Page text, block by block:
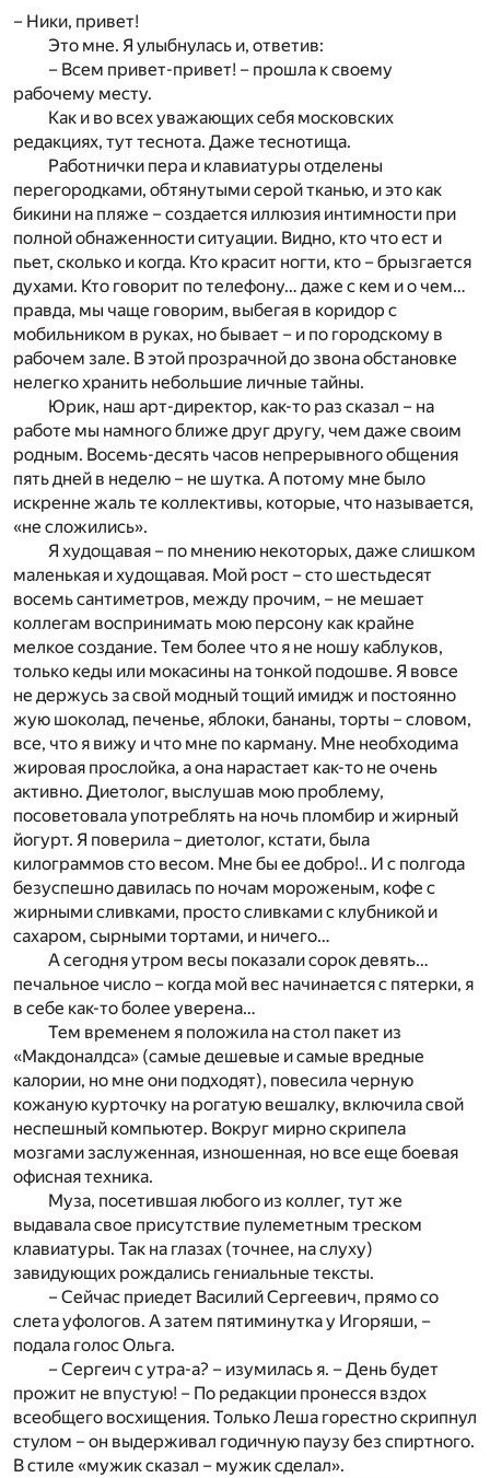
– Ники, привет!
Это мне. Я улыбнулась и, ответив:
– Всем привет-привет! – прошла к своему
рабочему месту.
Как и во всех уважающих себя московских
редакциях, тут теснота. Даже теснотища.
Работнички пера и клавиатуры отделены
перегородками, обтянутыми серой тканью, и это как
бикини на пляже – создается иллюзия интимности при
полной обнаженности ситуации. Видно, кто что ест и
пьет, сколько и когда. Кто красит ногти, кто – брызгается
духами. Кто говорит по телефону… даже с кем и о чем…
правда, мы чаще говорим, выбегая в коридор с
мобильником в руках, но бывает – и по городскому в
рабочем зале. В этой прозрачной до звона обстановке
нелегко хранить небольшие личные тайны.
Юрик, наш арт-директор, как-то раз сказал – на
работе мы намного ближе друг другу, чем даже своим
родным. Восемь-десять часов непрерывного общения
пять дней в неделю – не шутка. А потому мне было
искренне жаль те коллективы, которые, что называется,
«не сложились».
Я худощавая – по мнению некоторых, даже слишком
маленькая и худощавая. Мой рост – сто шестьдесят
восемь сантиметров, между прочим, – не мешает
коллегам воспринимать мою персону как крайне
мелкое создание. Тем более что я не ношу каблуков,
только кеды или мокасины на тонкой подошве. Я вовсе
не держусь за свой модный тощий имидж и постоянно
жую шоколад, печенье, яблоки, бананы, торты – словом,
все, что я вижу и что мне по карману. Мне необходима
жировая прослойка, а она нарастает как-то не очень
активно. Диетолог, выслушав мою проблему,
посоветовала употреблять на ночь пломбир и жирный
йогурт. Я поверила – диетолог, кстати, была
килограммов сто весом. Мне бы ее добро!.. И с полгода
безуспешно давилась по ночам мороженым, кофе с
жирными сливками, просто сливками с клубникой и
сахаром, сырными тортами, и ничего…
А сегодня утром весы показали сорок девять…
печальное число – когда мой вес начинается с пятерки, я
в себе как-то более уверена…
Тем временем я положила на стол пакет из
«Макдоналдса» (самые дешевые и самые вредные
калории, но мне они подходят), повесила черную
кожаную курточку на рогатую вешалку, включила свой
неспешный компьютер. Вокруг мирно скрипела
мозгами заслуженная, изношенная, но все еще боевая
офисная техника.
Муза, посетившая любого из коллег, тут же
выдавала свое присутствие пулеметным треском
клавиатуры. Так на глазах (точнее, на слуху)
завидующих рождались гениальные тексты.
– Сейчас приедет Василий Сергеевич, прямо со
слета уфологов. А затем пятиминутка у Игоряши, –
подала голос Ольга.
– Сергеич с утра-а? – изумилась я. – День будет
прожит не впустую! – По редакции пронесся вздох
всеобщего восхищения. Только Леша горестно скрипнул
стулом – он выдерживал годичную паузу без спиртного.
В стиле «мужик сказал – мужик сделал».